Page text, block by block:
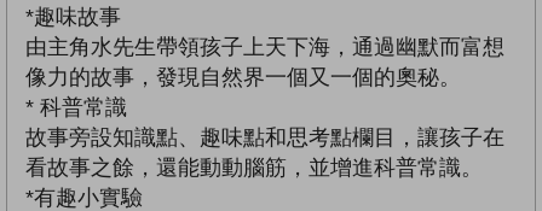
*趣味故事
由主角水先生帶領孩子上天下海，通過幽默而富想
像力的故事，發現自然界一個又一個的奧秘。
* 科普常識
故事旁設知識點、趣味點和思考點欄目，讓孩子在
看故事之餘，還能動動腦筋，並增進科普常識。
*有趣小實驗